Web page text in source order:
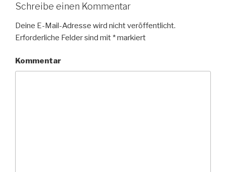
Schreibe einen Kommentar
Deine E-Mail-Adresse wird nicht veröffentlicht.
Erforderliche Felder sind mit *markiert
Kommentar